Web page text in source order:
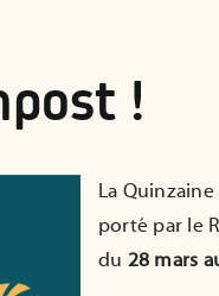
!
La
porté par le
du 28 mars